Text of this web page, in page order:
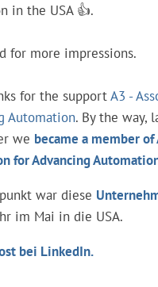
in the USA 👍.
for more impressions.
for the supportA3 -
Automation. By the way,
we became a member of
for Advancing
war diese
im Mai in die USA.
bei LinkedIn.